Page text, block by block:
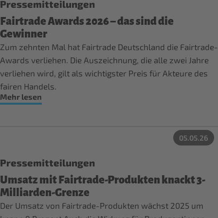
Pressemitteilungen
Fairtrade Awards 2026 – das sind die
Gewinner
Zum zehnten Mal hat Fairtrade Deutschland die Fairtrade-
Awards verliehen. Die Auszeichnung, die alle zwei Jahre
verliehen wird, gilt als wichtigster Preis für Akteure des
fairen Handels.
Mehr lesen
05.05.26
Pressemitteilungen
Umsatz mit Fairtrade-Produkten knackt 3-
Milliarden-Grenze
Der Umsatz von Fairtrade-Produkten wächst 2025 um